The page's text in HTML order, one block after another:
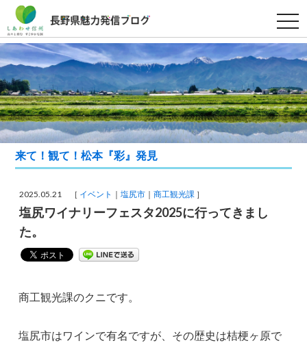
t
o
g
l
n
a
v
i
g
a
t
n
来て！観て！松本『彩』発見
2025.05.21 ［ イベント 塩尻市 商工観光課 ］
塩尻ワイナリーフェスタ2025に行ってきまし
た。
商工観光課のクニです。
塩尻市はワインで有名ですが、その歴史は桔梗ヶ原で